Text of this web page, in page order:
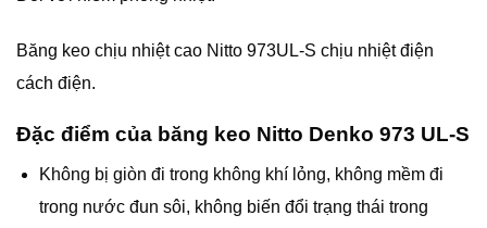
Băng keo chịu nhiệt cao Nitto 973UL-S chịu nhiệt điện
cách điện.
Đặc điểm của băng keo Nitto Denko 973 UL-S
Không bị giòn đi trong không khí lỏng, không mềm đi
trong nước đun sôi, không biến đổi trạng thái trong